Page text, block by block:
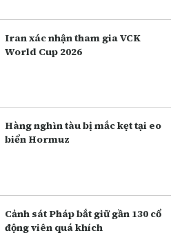
Iran xác nhận tham gia VCK
World Cup 2026
Hàng nghìn tàu bị mắc kẹt tại eo
biển Hormuz
Cảnh sát Pháp bắt giữ gần 130 cổ
động viên quá khích